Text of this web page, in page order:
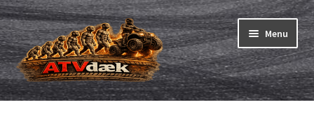
Spring
til
navigation
Spring
til
indhold
Menu
ATV-dæk
Udfold